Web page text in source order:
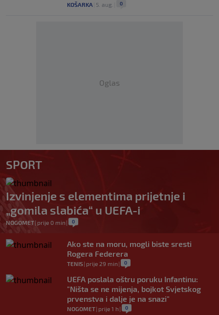
KOŠARKA 5. aug. 0
Oglas
SPORT
Izvinjenje s elementima prijetnje i
„gomila slabića“ u UEFA-i
NOGOMET| prije 0 min | 0
Ako ste na moru, mogli biste sresti
Rogera Federera
TENIS| prije 29 min | 0
UEFA poslala oštru poruku Infantinu:
"Ništa se ne mijenja, bojkot Svjetskog
prvenstva i dalje je na snazi"
NOGOMET| prije 1 h | 0